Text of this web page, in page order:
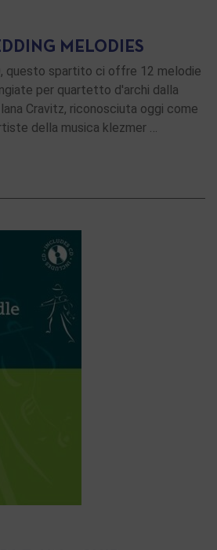
MELODIES
questo spartito ci offre 12 melodie
per quartetto d'archi dalla
Cravitz, riconosciuta oggi come
della musica klezmer …